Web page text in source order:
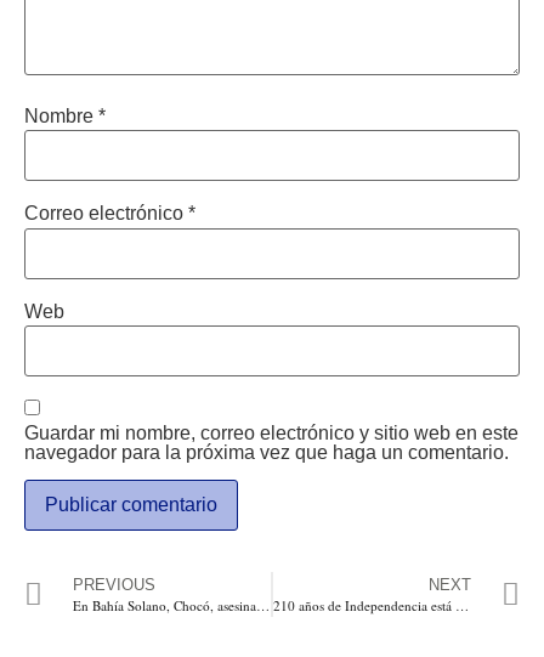
Nombre *
Correo electrónico *
Web
Guardar mi nombre, correo electrónico y sitio web en este
navegador para la próxima vez que haga un comentario.
PREVIOUS
En Bahía Solano, Chocó, asesinados en plan pistola dos patrulleros cuando cenaban cerca de la Estación de la Policía
NEXT
210 años de Independencia está celebrando Cartagena este 11 de noviembre